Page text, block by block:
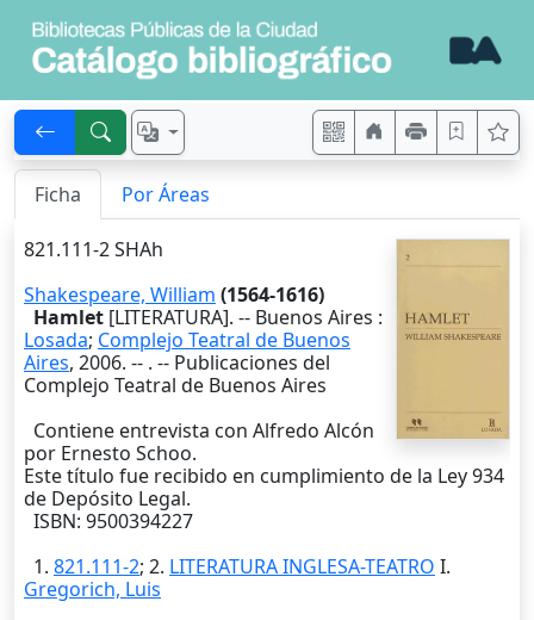
Ficha Por Áreas
821.111-2 SHAh
Shakespeare, William (1564-1616)
Hamlet [LITERATURA]. -- Buenos Aires :
Losada; Complejo Teatral de Buenos
Aires, 2006. -- . -- Publicaciones del
Complejo Teatral de Buenos Aires
Contiene entrevista con Alfredo Alcón
por Ernesto Schoo.
Este título fue recibido en cumplimiento de la Ley 934
de Depósito Legal.
ISBN: 9500394227
1. 821.111-2; 2. LITERATURA INGLESA-TEATRO I.
Gregorich, Luis